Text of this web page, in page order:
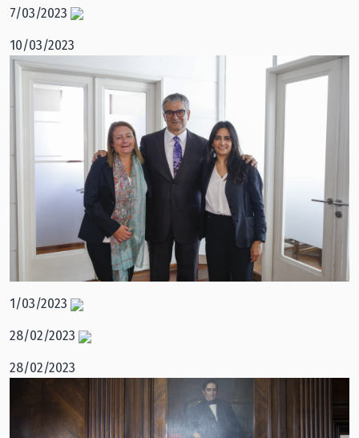
7/03/2023
10/03/2023
1/03/2023
28/02/2023
28/02/2023